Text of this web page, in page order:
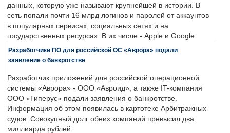
данных, которую уже называют крупнейшей в истории. В
сеть попали почти 16 млрд логинов и паролей от аккаунтов
в популярных сервисах, социальных сетях и на
государственных ресурсах. В их числе - Apple и Google.
Разработчики ПО для российской ОС «Аврора» подали
заявление о банкротстве
Разработчик приложений для российской операционной
системы «Аврора» - ООО «Авроид», а также IT-компания
ООО «Гиперус» подали заявления о банкротстве.
Информация об этом появилась в картотеке Арбитражных
судов. Совокупный долг обеих компаний превысил два
миллиарда рублей.